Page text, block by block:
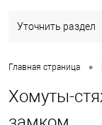
Уточнить раздел
Главная страница •
Хомуты-